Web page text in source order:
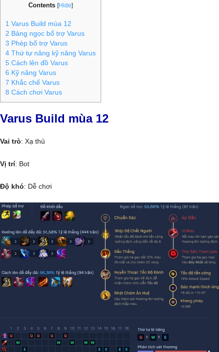
Contents [Hide]
1 Varus Build mùa 12
2 Bảng ngọc bổ trợ Varus
3 Phép bổ trợ Varus
4 Thứ tự nâng kỹ năng Varus
5 Cách lên đồ Varus
6 Kỹ năng Varus
7 Khắc chế Varus
8 Cách chơi Varus
Varus Build mùa 12
Vai trò: Xạ thủ
Vị trí: Bot
Độ khó: Dễ chơi